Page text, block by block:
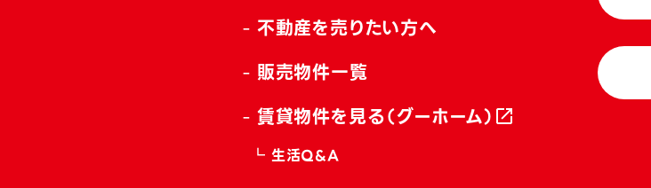
不動産を売りたい方へ
販売物件一覧
賃貸物件を見る（グーホーム）
生活Q&A